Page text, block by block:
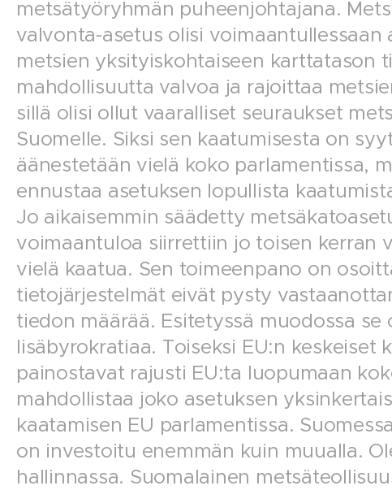
metsätyöryhmän puheenjohtajana.
valvonta-asetus olisi
metsien yksityiskohtaiseen karttatason
mahdollisuutta valvoa ja rajoittaa
sillä olisi ollut vaaralliset seuraukset
Suomelle. Siksi sen kaatumisesta on
äänestetään vielä koko parlamentissa,
ennustaa asetuksen lopullista
Jo aikaisemmin säädetty
voimaantuloa siirrettiin jo toisen kerran
vielä kaatua. Sen toimeenpano on
tietojärjestelmät eivät pysty
tiedon määrää. Esitetyssä muodossa
lisäbyrokratiaa. Toiseksi EU:n keskeiset
painostavat rajusti EU:ta luopumaan
mahdollistaa joko asetuksen
kaatamisen EU parlamentissa.
on investoitu enemmän kuin muualla.
hallinnassa. Suomalainen